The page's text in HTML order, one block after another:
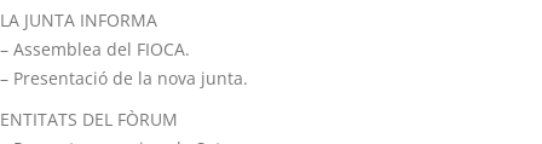
LA JUNTA INFORMA
– Assemblea del FIOCA.
– Presentació de la nova junta.
ENTITATS DEL FÒRUM